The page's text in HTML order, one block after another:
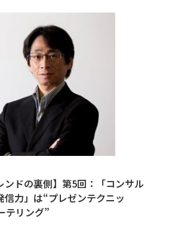
ンドの裏側】第5回：「コンサル
信力」は“プレゼンテクニッ
テリング”